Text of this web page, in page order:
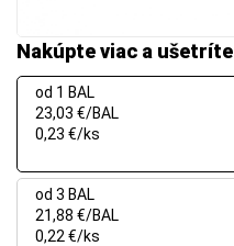
Nakúpte viac a ušetríte
od 1 BAL
23,03 €/BAL
0,23 €/ks
od 3 BAL
21,88 €/BAL
0,22 €/ks